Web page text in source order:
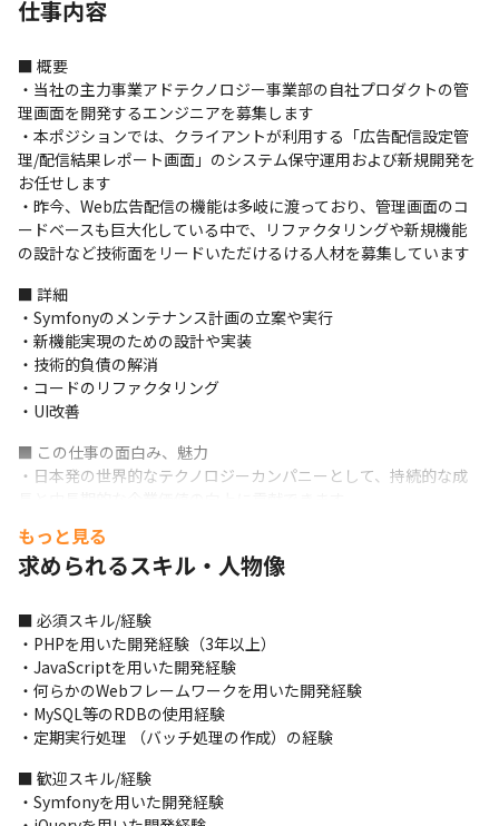
仕事内容
■ 概要
・当社の主力事業アドテクノロジー事業部の自社プロダクトの管
理画面を開発するエンジニアを募集します
・本ポジションでは、クライアントが利用する「広告配信設定管
理/配信結果レポート画面」のシステム保守運用および新規開発を
お任せします
・昨今、Web広告配信の機能は多岐に渡っており、管理画面のコ
ードベースも巨大化している中で、リファクタリングや新規機能
の設計など技術面をリードいただけるける人材を募集しています
■ 詳細
・Symfonyのメンテナンス計画の立案や実行
・新機能実現のための設計や実装
・技術的負債の解消
・コードのリファクタリング
・UI改善
■ この仕事の面白み、魅力
・日本発の世界的なテクノロジーカンパニーとして、持続的な成
クトごとに構造改革期のため、今後を支える開発チームの柱とし
て活躍できます
もっと見る
求められるスキル・人物像
■ 必須スキル/経験
・PHPを用いた開発経験（3年以上）
・JavaScriptを用いた開発経験
・何らかのWebフレームワークを用いた開発経験
・MySQL等のRDBの使用経験
・定期実行処理 （バッチ処理の作成）の経験
■ 歓迎スキル/経験
・Symfonyを用いた開発経験